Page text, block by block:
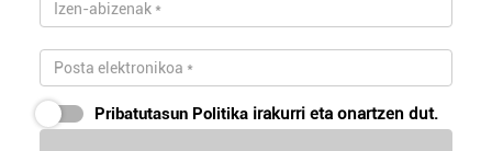
Pribatutasun Politika irakurri eta onartzen dut.